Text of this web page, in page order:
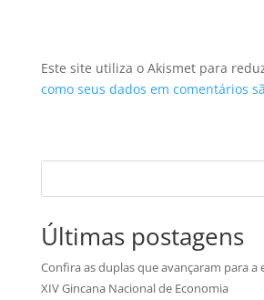
Este site utiliza o Akismet para
como seus dados em comentários
Últimas postagens
Confira as duplas que avançaram para a
XIV Gincana Nacional de Economia